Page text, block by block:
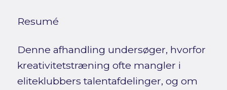
Resumé
Denne afhandling undersøger, hvorfor
kreativitetstræning ofte mangler i
eliteklubbers talentafdelinger, og om